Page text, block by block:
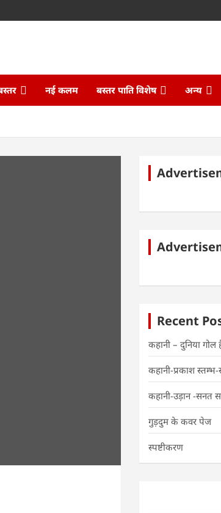
नई कलम बस्तर पाति विशेष अन्य
Recent
कहानी – दुनिया
कहानी-प्रकाश
कहानी-उड़ान -सनत
गुड़दुम के कवर पेज
स्पष्टीकरण